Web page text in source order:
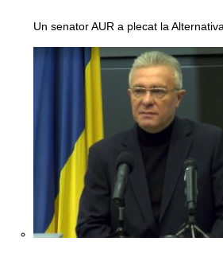
Un senator AUR a plecat la